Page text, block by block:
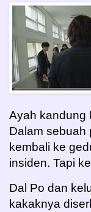
Ayah kandung
Dalam sebuah
kembali ke
insiden. Tapi
Dal Po dan
kakaknya